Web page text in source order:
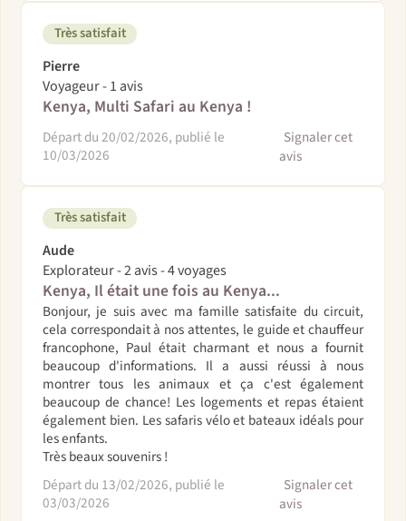
Très satisfait
Pierre
Voyageur - 1 avis
Kenya, Multi Safari au Kenya !
Départ du 20/02/2026, publié le
10/03/2026
Signaler cet
avis
Très satisfait
Aude
Explorateur - 2 avis - 4 voyages
Kenya, Il était une fois au Kenya...
Bonjour, je suis avec ma famille satisfaite du circuit,
cela correspondait à nos attentes, le guide et chauffeur
francophone, Paul était charmant et nous a fournit
beaucoup d'informations. Il a aussi réussi à nous
montrer tous les animaux et ça c'est également
beaucoup de chance! Les logements et repas étaient
également bien. Les safaris vélo et bateaux idéals pour
les enfants.
Très beaux souvenirs !
Départ du 13/02/2026, publié le
03/03/2026
Signaler cet
avis